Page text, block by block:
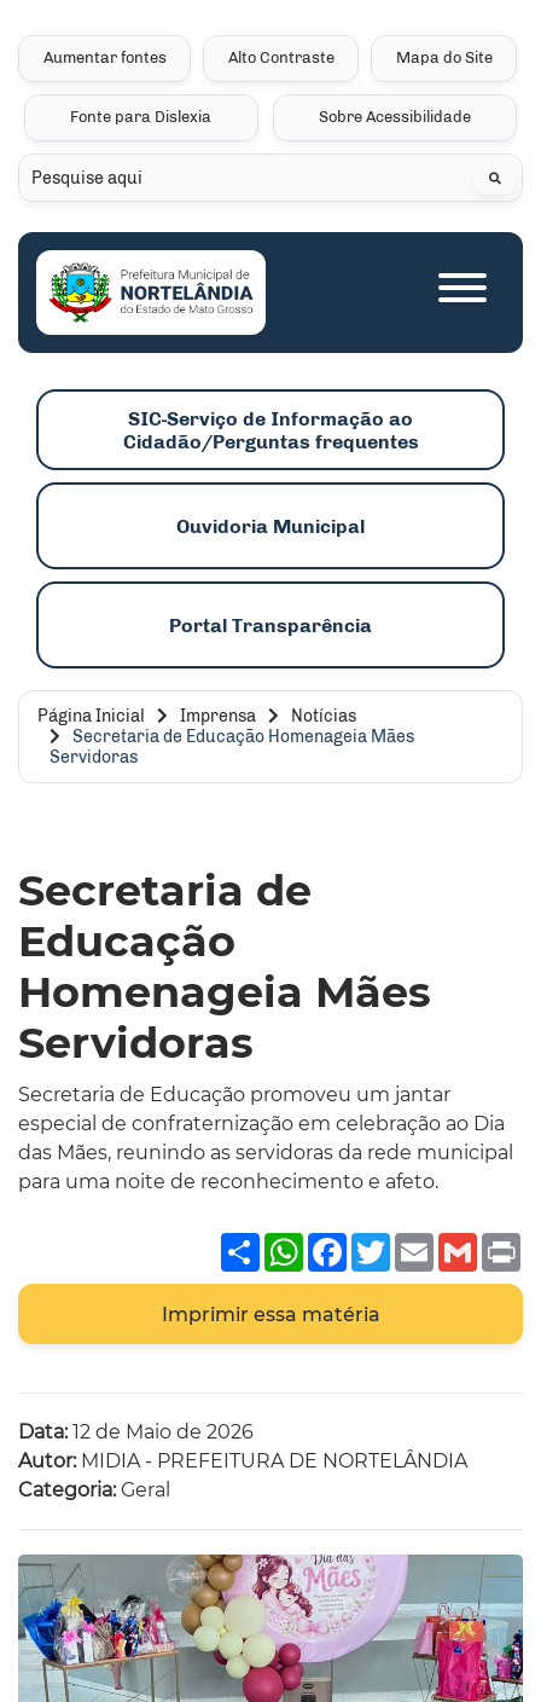
Seção de atalhos e
Ir para o menu [alt+2]
Ir para a busca [alt+3]
Ir para o rodapé [alt+4]
Aumentar fontes Alto Contraste Mapa do Site
Fonte para Dislexia Sobre Acessibilidade
Pesquisar
SIC-Serviço de Informação ao
Cidadão/Perguntas frequentes
Ouvidoria Municipal
Portal Transparência
Seção do menu
Página Inicial Imprensa
Notícias
Secretaria de Educação Homenageia Mães
Servidoras
Secretaria de
Educação
Homenageia Mães
Servidoras
Secretaria de Educação promoveu um jantar
especial de confraternização em celebração ao Dia
das Mães, reunindo as servidoras da rede municipal
para uma noite de reconhecimento e afeto.
ShareWhatsApp
Facebook
Twitter
Email
Imprimir essa matéria
Data:12 de Maio de 2026
Autor:MIDIA - PREFEITURA DE NORTELÂNDIA
Categoria:Geral